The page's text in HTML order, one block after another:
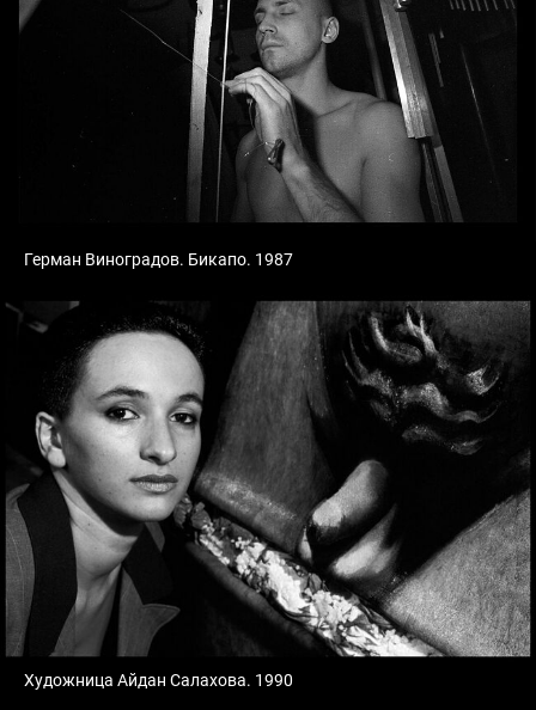
Герман Виноградов. Бикапо. 1987
Художница Айдан Салахова. 1990